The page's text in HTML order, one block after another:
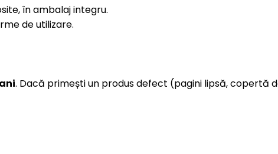
în ambalaj integru.
de utilizare.
. Dacă primești un produs defect (pagini lipsă, copertă